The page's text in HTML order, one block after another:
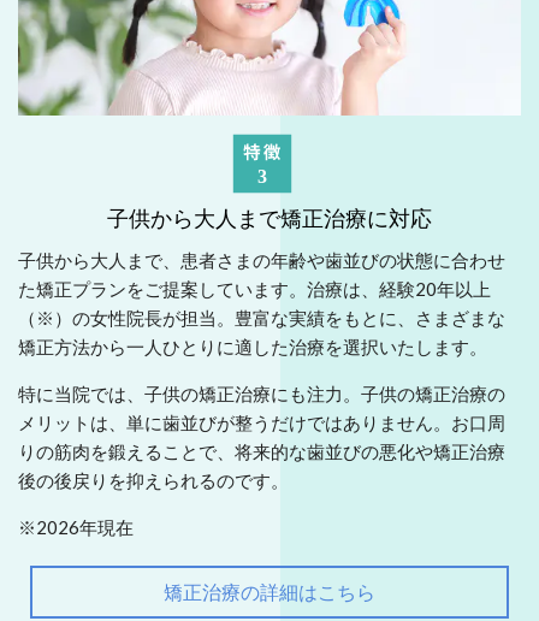
子供から大人まで矯正治療に対応
子供から大人まで、患者さまの年齢や歯並びの状態に合わせ
た矯正プランをご提案しています。治療は、経験20年以上
（※）の女性院長が担当。豊富な実績をもとに、さまざまな
矯正方法から一人ひとりに適した治療を選択いたします。
特に当院では、子供の矯正治療にも注力。子供の矯正治療の
メリットは、単に歯並びが整うだけではありません。お口周
りの筋肉を鍛えることで、将来的な歯並びの悪化や矯正治療
後の後戻りを抑えられるのです。
※2026年現在
矯正治療の詳細はこちら